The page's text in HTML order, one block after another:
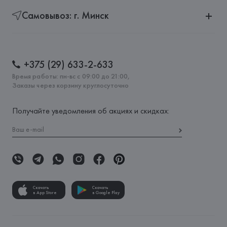
Самовывоз: г. Минск
+375 (29) 633-2-633
Время работы: пн-вс с 09:00 до 21:00,
Заказы через корзину круглосуточно
Получайте уведомления об акциях и скидках:
Скачать
в App Store
Скачать
в Google Play